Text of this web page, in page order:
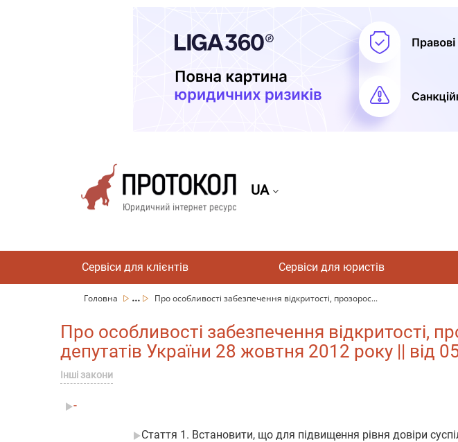
UA
Сервіси для клієнтів Сервіси для юристів
Головна ... Про особливості забезпечення відкритості, прозорос...
Про особливості забезпечення відкритості,
депутатів України 28 жовтня 2012 року ||
Інші закони
-
Стаття 1. Встановити, що для підвищення рівня довіри